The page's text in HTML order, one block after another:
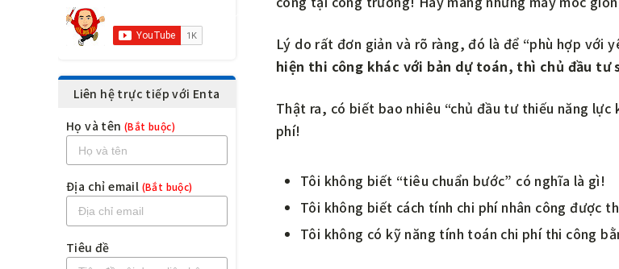
Lý do rất đơn giản và rõ ràng, đó là để “phù hợp với
hiện thi công khác với bản dự toán, thì chủ đầu
Thật ra, có biết bao nhiêu “chủ đầu tư thiếu năng
phí!
Tôi không biết “tiêu chuẩn bước” có nghĩa là gì!
Tôi không biết cách tính chi phí nhân công được
Tôi không có kỹ năng tính toán chi phí thi công
Liên hệ trực tiếp với Enta
Họ và tên (Bắt buộc)
Địa chỉ email (Bắt buộc)
Tiêu đề